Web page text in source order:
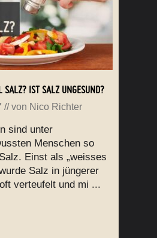
SALZ? IST SALZ UNGESUND?
// von Nico Richter
sind unter
Menschen so
Einst als „weisses
Salz in jüngerer
verteufelt und mi ...